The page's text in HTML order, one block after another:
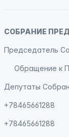
СОБРАНИЕ
Председатель
Обращение к
Депутаты
+78465661288
+78465661288